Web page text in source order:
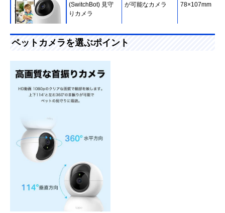
Amazonで見る
(SwitchBot) 見守
りカメラ
が可能なカメラ
78×107mm
Amazonで見る
(Panasonic) 屋内
HRC100
楽天市場で見る
チャオポリス α カ
ペットカメラを選ぶポイント